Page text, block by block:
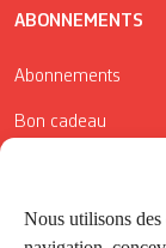
Nous utilisons
ABONNEMENTS
Abonnements
Bon cadeau
Conditions
Réductions de la